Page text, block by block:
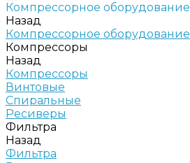
Компрессорное оборудование
Назад
Компрессорное оборудование
Компрессоры
Назад
Компрессоры
Винтовые
Спиральные
Ресиверы
Фильтра
Назад
Фильтра